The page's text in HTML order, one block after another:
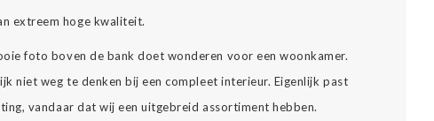
extreem hoge kwaliteit.
foto boven de bank doet wonderen voor een woonkamer.
niet weg te denken bij een compleet interieur. Eigenlijk past
vandaar dat wij een uitgebreid assortiment hebben.